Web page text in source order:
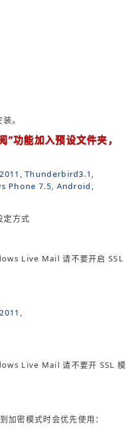
。
功能加入预设文件夹，
,Thunderbird3.1 ,
Phone 7.5, Android ,
定方式
Live Mail 请不要开启 SSL
,
Live Mail 请不要开 SSL 模
密模式时会优先使用：